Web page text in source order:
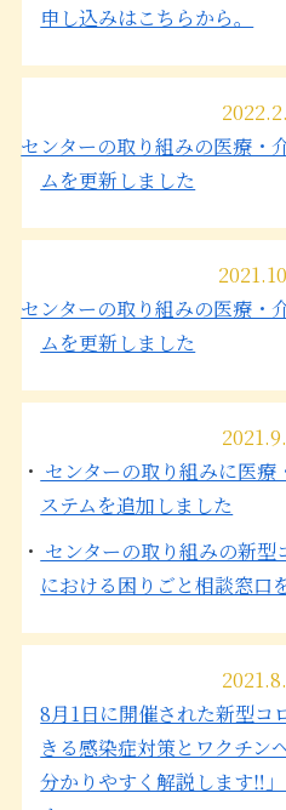
申し込みはこちらから。
センターの取り組みの医療・
ムを更新しました
センターの取り組みの医療・
ムを更新しました
・ センターの取り組みに医
ステムを追加しました
・ センターの取り組みの新
における困りごと相談窓口
8月1日に開催された新型コ
きる感染症対策とワクチン
分かりやすく解説します‼